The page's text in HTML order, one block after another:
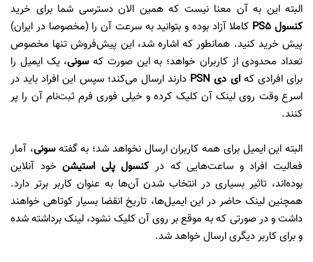
البته این به آن معنا نیست که همین الان دسترسی شما برای خرید
کنسول PS5
کاملا آزاد بوده و بتوانید به سرعت آن را (مخصوصا در ایران)
پیش خرید کنید. همانطور که اشاره شد، این پیش‌فروش تنها مخصوص
تعداد محدودی از کاربران خواهد؛ به این صورت کهسونی، یک ایمیل را
برای افرادی کهای دی PSN
دارند ارسال می‌کند؛ سپس این افراد باید در
اسرع وقت روی لینک آن کلیک کرده و خیلی فوری فرم ثبت‌نام آن را پر
کنند.
البته این ایمیل برای همه کاربران ارسال نخواهد شد؛ به گفتهسونی، آمار
فعالیت افراد و ساعت‌هایی که درکنسول پلی استیشنخود آنلاین
بوده‌اند، تاثیر بسیاری در انتخاب شدن آن‌ها به عنوان کاربر برتر دارد.
همچنین لینک حاضر در این ایمیل‌ها، تاریخ انقضا بسیار کوتاهی خواهند
داشت و در صورتی که به موقع بر روی آن کلیک نشود، لینک برداشته شده
و برای کاربر دیگری ارسال خواهد شد.